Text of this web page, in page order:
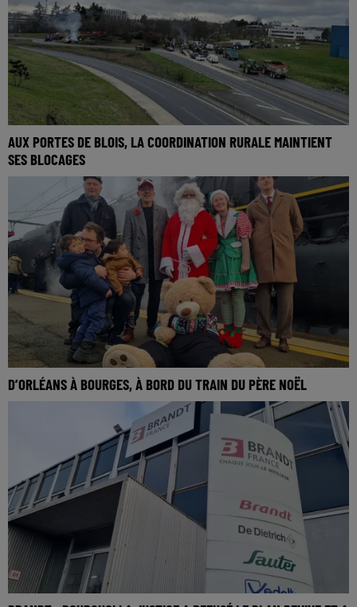
AUX PORTES DE BLOIS, LA COORDINATION RURALE MAINTIENT
SES BLOCAGES
D’ORLÉANS À BOURGES, À BORD DU TRAIN DU PÈRE NOËL